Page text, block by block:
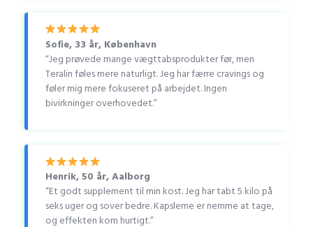
Sofie, 33 år, København
“Jeg prøvede mange vægttabsprodukter før, men
Teralin føles mere naturligt. Jeg har færre cravings og
føler mig mere fokuseret på arbejdet. Ingen
bivirkninger overhovedet.”
Henrik, 50 år, Aalborg
“Et godt supplement til min kost. Jeg har tabt 5 kilo på
seks uger og sover bedre. Kapslerne er nemme at tage,
og effekten kom hurtigt.”